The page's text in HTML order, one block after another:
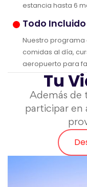
estancia hasta 6
Todo Incluido
Nuestro programa
comidas al día,
aeropuerto para
Tu
Además de
participar en